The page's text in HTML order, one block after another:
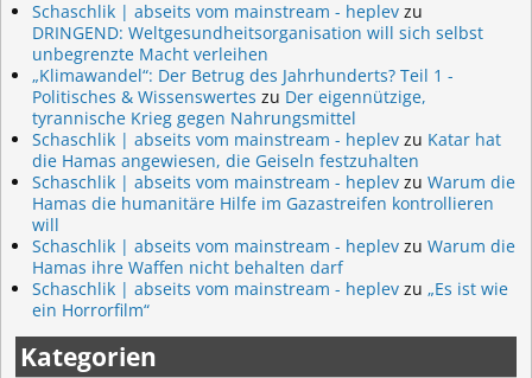
Schaschlik | abseits vom mainstream - heplev zu
DRINGEND: Weltgesundheitsorganisation will sich selbst
unbegrenzte Macht verleihen
„Klimawandel“: Der Betrug des Jahrhunderts? Teil 1 -
Politisches & Wissenswertes zu Der eigennützige,
tyrannische Krieg gegen Nahrungsmittel
Schaschlik | abseits vom mainstream - heplev zu Katar hat
die Hamas angewiesen, die Geiseln festzuhalten
Schaschlik | abseits vom mainstream - heplev zu Warum die
Hamas die humanitäre Hilfe im Gazastreifen kontrollieren
will
Schaschlik | abseits vom mainstream - heplev zu Warum die
Hamas ihre Waffen nicht behalten darf
Schaschlik | abseits vom mainstream - heplev zu „Es ist wie
ein Horrorfilm“
Kategorien